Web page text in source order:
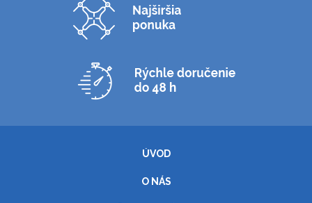
ÚVOD
O NÁS